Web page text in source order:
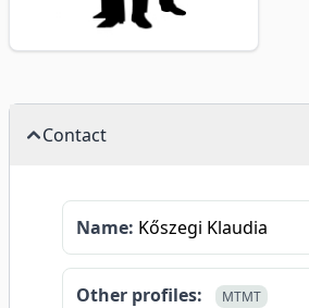
Contact
Name: Kőszegi Klaudia
Other profiles: MTMT